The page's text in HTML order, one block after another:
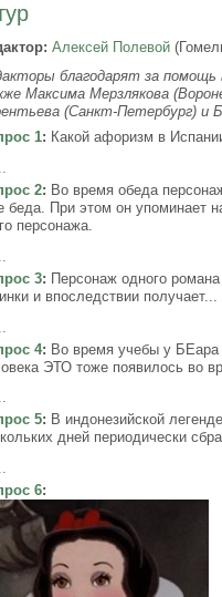
Алексей Полевой
благодарят за
Максима Мерзлякова
(Санкт-Петербург) и
1: Какой афоризм в
2: Во время обеда
беда. При этом он упоминает
персонажа.
3: Персонаж одного
и впоследствии
4: Во время учебы у БЕара
ЭТО тоже появилось во
5: В индонезийской
дней периодически
6: